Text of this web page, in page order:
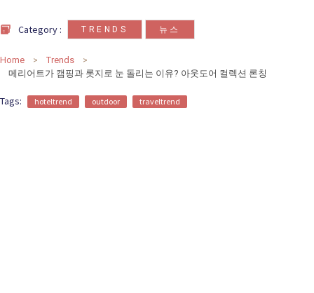
Category : TRENDS 뉴스
Home
Trends
메리어트가 캠핑과 롯지로 눈 돌리는 이유? 아웃도어 컬렉션 론칭
Tags: hoteltrend outdoor traveltrend